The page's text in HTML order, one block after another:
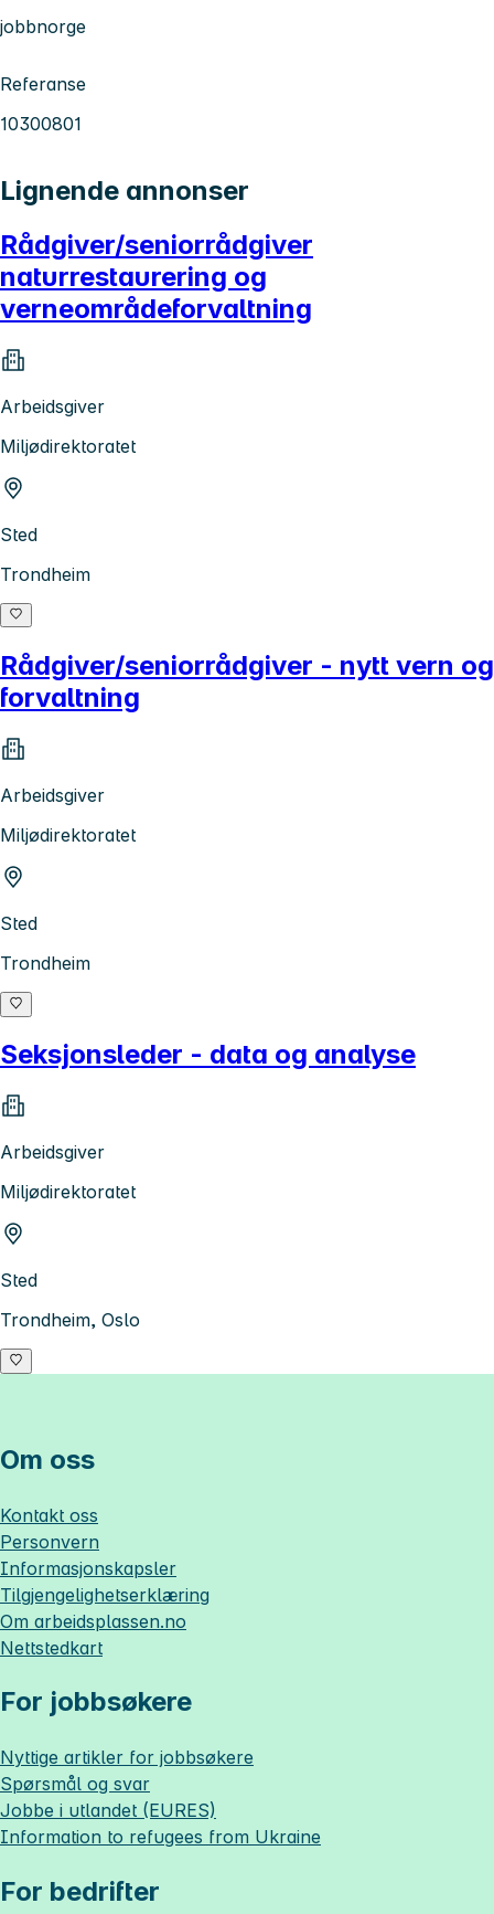
jobbnorge
Referanse
10300801
Lignende annonser
Rådgiver/seniorrådgiver
naturrestaurering og
verneområdeforvaltning
Arbeidsgiver
Miljødirektoratet
Sted
Trondheim
Rådgiver/seniorrådgiver - nytt vern og
forvaltning
Arbeidsgiver
Miljødirektoratet
Sted
Trondheim
Seksjonsleder - data og analyse
Arbeidsgiver
Miljødirektoratet
Sted
Trondheim, Oslo
Om oss
Kontakt oss
Personvern
Informasjonskapsler
Tilgjengelighetserklæring
Om arbeidsplassen.no
Nettstedkart
For jobbsøkere
Nyttige artikler for jobbsøkere
Spørsmål og svar
Jobbe i utlandet (EURES)
Information to refugees from Ukraine
For bedrifter